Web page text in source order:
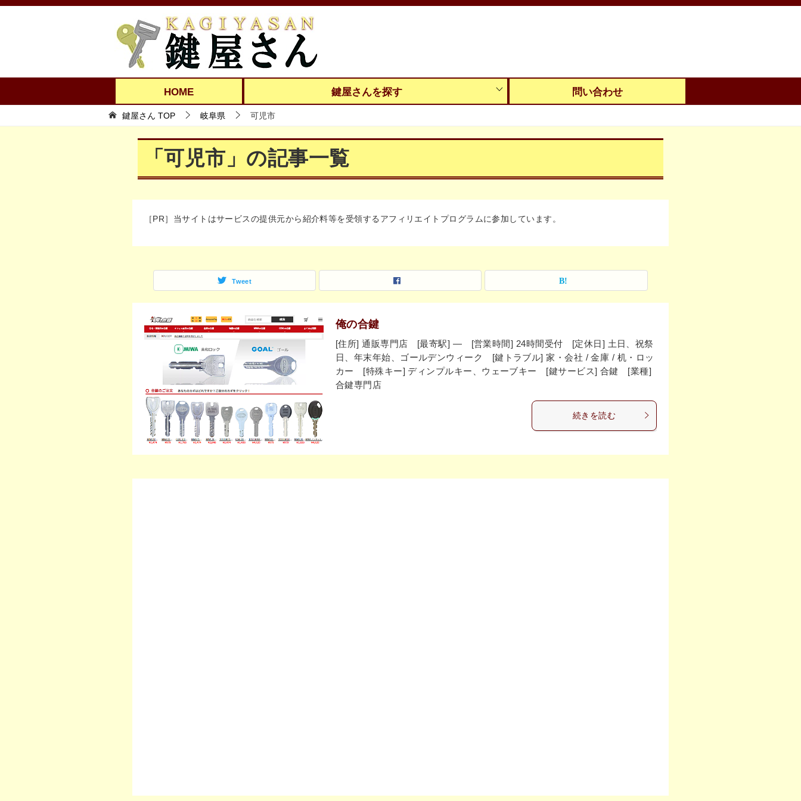
HOME 鍵屋さんを探す 問い合わせ
鍵屋さん TOP 岐阜県 可児市
「可児市」の記事一覧
［PR］当サイトはサービスの提供元から紹介料等を受領するアフィリエイトプログラムに参加しています。
Tweet
俺の合鍵
[住所] 通販専門店 [最寄駅] ― [営業時間] 24時間受付 [定休日] 土日、祝祭
日、年末年始、ゴールデンウィーク [鍵トラブル] 家・会社 / 金庫 / 机・ロッ
カー [特殊キー] ディンプルキー、ウェーブキー [鍵サービス] 合鍵 [業種]
合鍵専門店
続きを読む